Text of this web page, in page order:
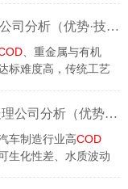
业环保管控难点。依
工业水处理服务商，
多年，融合欧洲环保
优质喷涂废水处理公司分析（优势·技术·案例·FAQ）
、重金属与有机
标难度高，传统工艺
维度，深耕工业环保
废水治理领域标杆企
心竞争力。
分析（优势·技术·案例·FAQ）
车制造行业高COD
生化性差、水质波动